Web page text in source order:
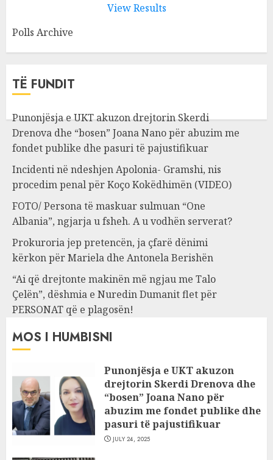
View Results
Polls Archive
TË FUNDIT
Punonjësja e UKT akuzon drejtorin Skerdi
Drenova dhe “bosen” Joana Nano për abuzim me
fondet publike dhe pasuri të pajustifikuar
Incidenti në ndeshjen Apolonia- Gramshi, nis
procedim penal për Koço Kokëdhimën (VIDEO)
FOTO/ Persona të maskuar sulmuan “One
Albania”, ngjarja u fsheh. A u vodhën serverat?
Prokuroria jep pretencën, ja çfarë dënimi
kërkon për Mariela dhe Antonela Berishën
“Ai që drejtonte makinën më ngjau me Talo
Çelën”, dëshmia e Nuredin Dumanit flet për
PERSONAT që e plagosën!
MOS I HUMBISNI
Punonjësja e UKT akuzon
drejtorin Skerdi Drenova dhe
“bosen” Joana Nano për
abuzim me fondet publike dhe
pasuri të pajustifikuar
JULY 24, 2025